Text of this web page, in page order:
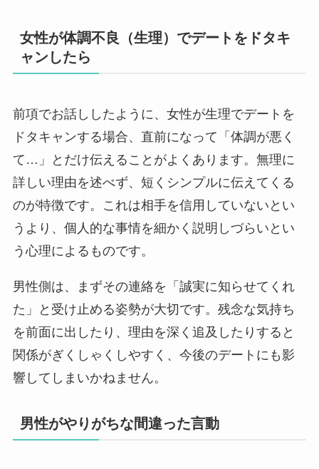
女性が体調不良（生理）でデートをドタキ
ャンしたら
前項でお話ししたように、女性が生理でデートを
ドタキャンする場合、直前になって「体調が悪く
て…」とだけ伝えることがよくあります。無理に
詳しい理由を述べず、短くシンプルに伝えてくる
のが特徴です。これは相手を信用していないとい
うより、個人的な事情を細かく説明しづらいとい
う心理によるものです。
男性側は、まずその連絡を「誠実に知らせてくれ
た」と受け止める姿勢が大切です。残念な気持ち
を前面に出したり、理由を深く追及したりすると
関係がぎくしゃくしやすく、今後のデートにも影
響してしまいかねません。
男性がやりがちな間違った言動